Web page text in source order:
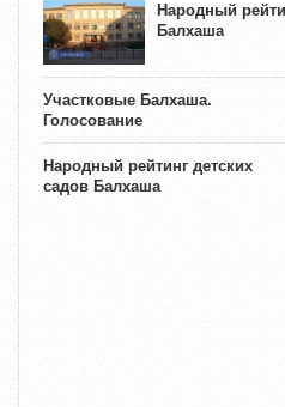
Народный
Балхаша
Участковые Балхаша.
Голосование
Народный рейтинг детских
садов Балхаша